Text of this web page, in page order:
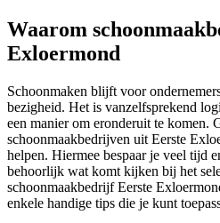
Waarom
Exloermond
Schoonmaken blijft voor
bezigheid. Het is vanzelfsprekend
een manier om eronderuit te komen.
schoonmaakbedrijven uit Eerste
helpen. Hiermee bespaar je veel tijd
behoorlijk wat komt kijken bij het
schoonmaakbedrijf Eerste
enkele handige tips die je kunt